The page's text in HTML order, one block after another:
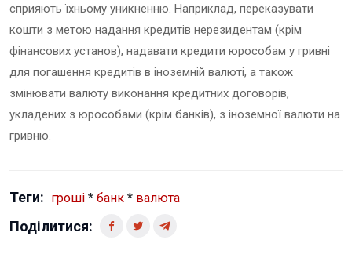
сприяють їхньому уникненню. Наприклад, переказувати
кошти з метою надання кредитів нерезидентам (крім
фінансових установ), надавати кредити юрособам у гривні
для погашення кредитів в іноземній валюті, а також
змінювати валюту виконання кредитних договорів,
укладених з юрособами (крім банків), з іноземної валюти на
гривню.
Теги: гроші * банк * валюта
Поділитися: